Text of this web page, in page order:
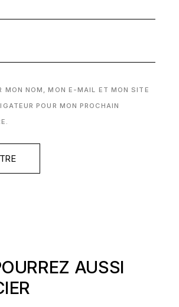
MON NOM, MON E-MAIL ET MON SITE
POUR MON PROCHAIN
AUSSI